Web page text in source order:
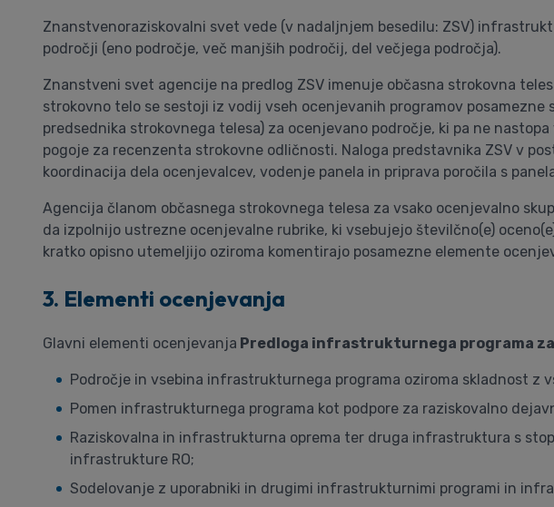
Znanstvenoraziskovalni svet vede (v nadaljnjem besedilu: ZSV)
področji (eno področje, več manjših področij, del večjega področja).
Znanstveni svet agencije na predlog ZSV imenuje občasna strokovna
strokovno telo se sestoji iz vodij vseh ocenjevanih programov
predsednika strokovnega telesa) za ocenjevano področje, ki pa ne
pogoje za recenzenta strokovne odličnosti. Naloga predstavnika ZSV v
koordinacija dela ocenjevalcev, vodenje panela in priprava poročila s
Agencija članom občasnega strokovnega telesa za vsako ocenjevalno
da izpolnijo ustrezne ocenjevalne rubrike, ki vsebujejo številčno(e)
kratko opisno utemeljijo oziroma komentirajo posamezne elemente
3. Elementi ocenjevanja
Glavni elementi ocenjevanja Predloga infrastrukturnega programa
Področje in vsebina infrastrukturnega programa oziroma skladnost z
Pomen infrastrukturnega programa kot podpore za raziskovalno
Raziskovalna in infrastrukturna oprema ter druga infrastruktura s
infrastrukture RO;
Sodelovanje z uporabniki in drugimi infrastrukturnimi programi in